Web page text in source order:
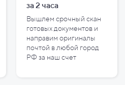
за2 часа
Вышлем срочный скан
готовых документов и
направим оригиналы
почтой в любой город
РФ за наш счет